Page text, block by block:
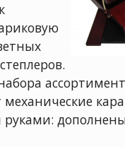
механические
руками: